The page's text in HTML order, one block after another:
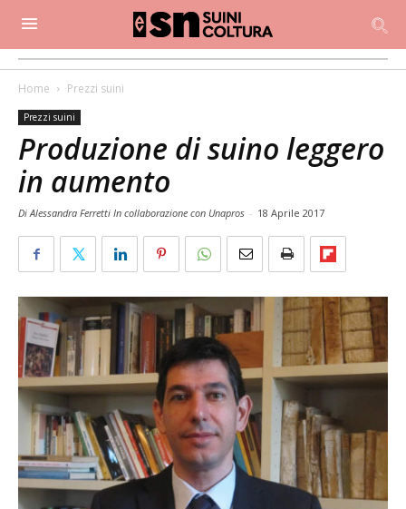
Home Prezzi suini
Prezzi suini
Produzione di suino leggero
in aumento
Di Alessandra Ferretti In collaborazione con Unapros - 18 Aprile 2017